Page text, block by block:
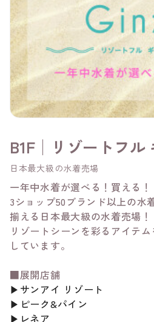
B1F│リゾートフル
日本最大級の水着売場
一年中水着が選べる！買える！
3ショップ50ブランド以上の水
揃える日本最大級の水着売場！
リゾートシーンを彩るアイテ
しています。
■展開店舗
▶サンアイ リゾート
▶ピーク&パイン
▶レネア